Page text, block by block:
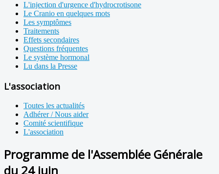
L'injection d'urgence d'hydrocrotisone
Le Cranio en quelques mots
Les symptômes
Traitements
Effets secondaires
Questions fréquentes
Le système hormonal
Lu dans la Presse
L'association
Toutes les actualités
Adhérer / Nous aider
Comité scientifique
L'association
Programme de l'Assemblée Générale
du 24 juin